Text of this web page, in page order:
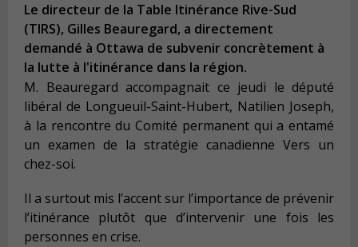
Le directeur de la Table Itinérance Rive-Sud
(TIRS), Gilles Beauregard, a directement
demandé à Ottawa de subvenir concrètement à
la lutte à l'itinérance dans la région.
M. Beauregard accompagnait ce jeudi le député
libéral de Longueuil-Saint-Hubert, Natilien Joseph,
à la rencontre du Comité permanent qui a entamé
un examen de la stratégie canadienne Vers un
chez-soi.
Il a surtout mis l’accent sur l’importance de prévenir
l’itinérance plutôt que d’intervenir une fois les
personnes en crise.